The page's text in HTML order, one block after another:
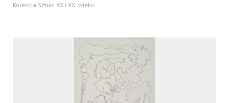
Kolekcja Sztuki XX i XXI wieku